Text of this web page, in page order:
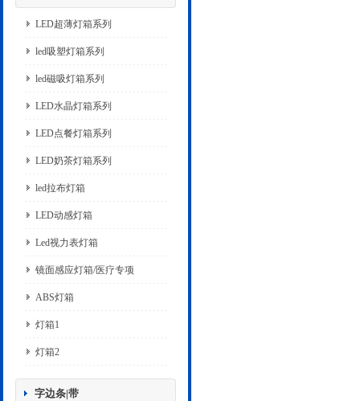
LED超薄灯箱系列
led吸塑灯箱系列
led磁吸灯箱系列
LED水晶灯箱系列
LED点餐灯箱系列
LED奶茶灯箱系列
led拉布灯箱
LED动感灯箱
Led视力表灯箱
镜面感应灯箱/医疗专项
ABS灯箱
灯箱1
灯箱2
字边条|带